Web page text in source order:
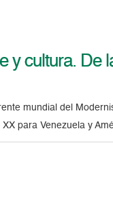
y cultura. De
mundial del
para Venezuela y